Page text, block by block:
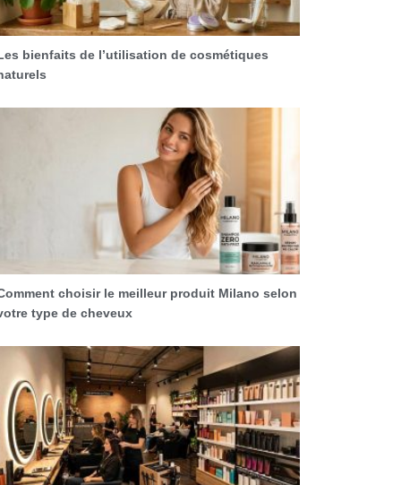
bienfaits de l’utilisation de cosmétiques
choisir le meilleur produit Milano selon
type de cheveux